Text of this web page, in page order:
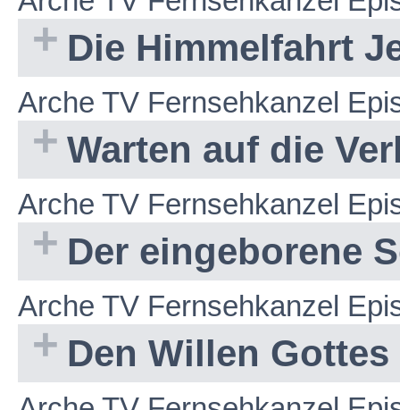
Die Himmelfahrt
Arche TV Fernsehkanzel
Warten auf die
Arche TV Fernsehkanzel
Der eingeborene
Arche TV Fernsehkanzel
Den Willen